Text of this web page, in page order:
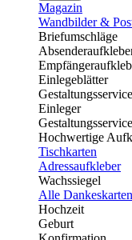
Magazin
Wandbilder &
Briefumschläge
Einlegeblätter
Gestaltungsservice
Einleger
Hochwertige
Tischkarten
Adressaufkleber
Wachssiegel
Alle Dankeskarten
Hochzeit
Geburt